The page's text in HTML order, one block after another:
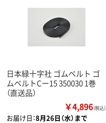
日本緑十字社 ゴムベルト ゴ
ムベルトCー15 350030 1巻
（直送品）
￥4,896（税込）
お届け日：8月26日（水）まで